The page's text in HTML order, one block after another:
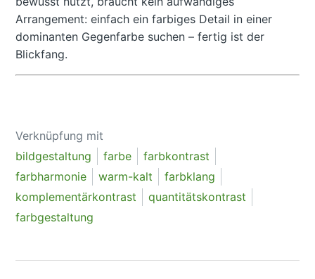
Arrangement: einfach ein farbiges Detail in einer
dominanten Gegenfarbe suchen – fertig ist der
Blickfang.
Verknüpfung mit
bildgestaltung
farbe
farbkontrast
farbharmonie
warm-kalt
farbklang
komplementärkontrast
quantitätskontrast
farbgestaltung